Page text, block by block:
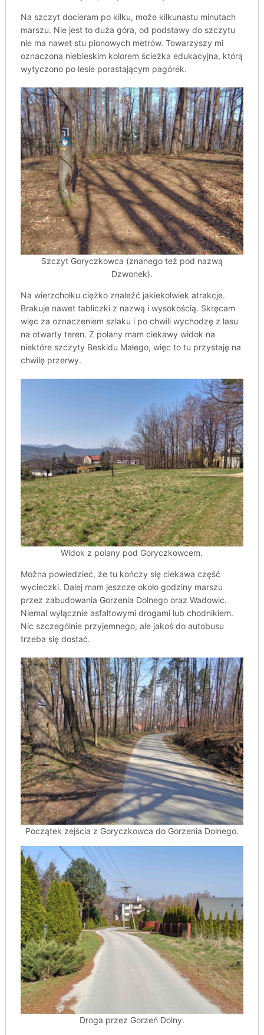
Na szczyt docieram po kilku, może kilkunastu minutach
marszu. Nie jest to duża góra, od podstawy do szczytu
nie ma nawet stu pionowych metrów. Towarzyszy mi
oznaczona niebieskim kolorem ścieżka edukacyjna, którą
wytyczono po lesie porastającym pagórek.
Szczyt Goryczkowca (znanego też pod nazwą
Dzwonek).
Na wierzchołku ciężko znaleźć jakiekolwiek atrakcje.
Brakuje nawet tabliczki z nazwą i wysokością. Skręcam
więc za oznaczeniem szlaku i po chwili wychodzę z lasu
na otwarty teren. Z polany mam ciekawy widok na
niektóre szczyty Beskidu Małego, więc to tu przystaję na
chwilę przerwy.
Widok z polany pod Goryczkowcem.
Można powiedzieć, że tu kończy się ciekawa część
wycieczki. Dalej mam jeszcze około godziny marszu
przez zabudowania Gorzenia Dolnego oraz Wadowic.
Niemal wyłącznie asfaltowymi drogami lub chodnikiem.
Nic szczególnie przyjemnego, ale jakoś do autobusu
trzeba się dostać.
Początek zejścia z Goryczkowca do Gorzenia Dolnego.
Droga przez Gorzeń Dolny.